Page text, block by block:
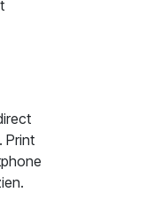
Print